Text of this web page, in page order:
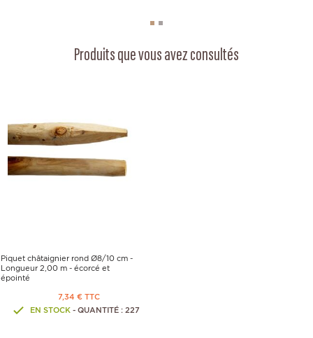
Produits que vous avez consultés
Piquet châtaignier rond Ø8/10 cm -
Longueur 2,00 m - écorcé et
épointé
7,34 € TTC
EN STOCK - QUANTITÉ : 227